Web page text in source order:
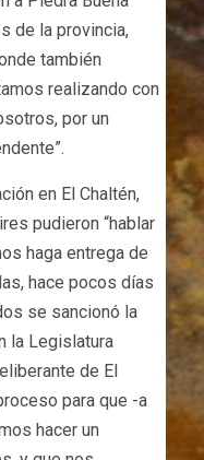
de la provincia,
también
realizando con
por un
en El Chaltén,
pudieron “hablar
haga entrega de
hace pocos días
se sancionó la
la Legislatura
de El
para que -a
hacer un